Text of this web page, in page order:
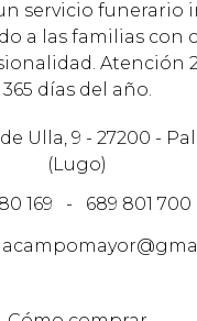
servicio funerario
a las familias con
Atención
365 días del año.
Ulla, 9 - 27200 -
(Lugo)
169
-
689 801 700